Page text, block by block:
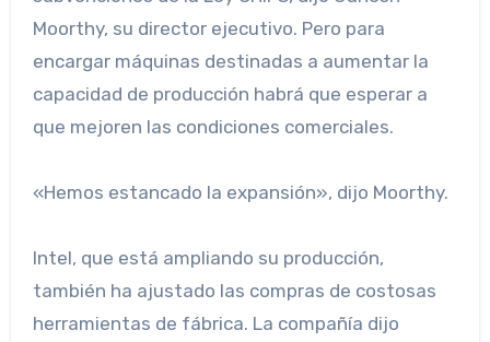
Moorthy, su director ejecutivo. Pero para
encargar máquinas destinadas a aumentar la
capacidad de producción habrá que esperar a
que mejoren las condiciones comerciales.
«Hemos estancado la expansión», dijo Moorthy.
Intel, que está ampliando su producción,
también ha ajustado las compras de costosas
herramientas de fábrica. La compañía dijo